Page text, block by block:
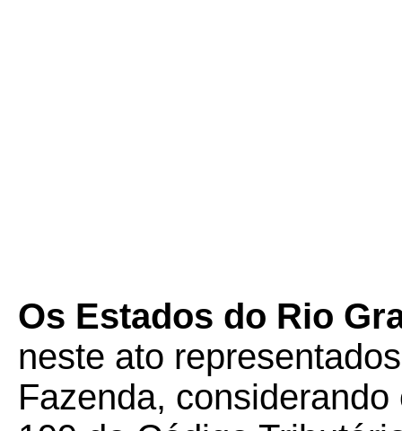
Os Estados do Rio
neste ato
Fazenda,